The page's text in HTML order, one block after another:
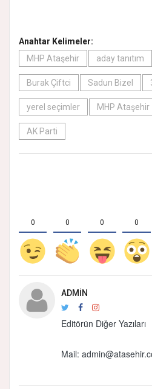
Anahtar Kelimeler:
MHP Ataşehir
aday tanıtım
Burak Çiftci Sadun Bizel
yerel seçimler MHP Ataşehir
AK Parti
0 0 0 0
ADMIN
Editörün Diğer Yazıları
Mail: